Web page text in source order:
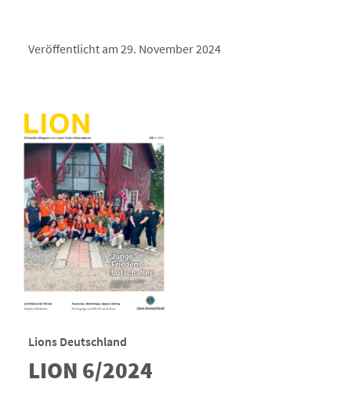
Veröffentlicht am 29. November 2024
Lions Deutschland
LION 6/2024